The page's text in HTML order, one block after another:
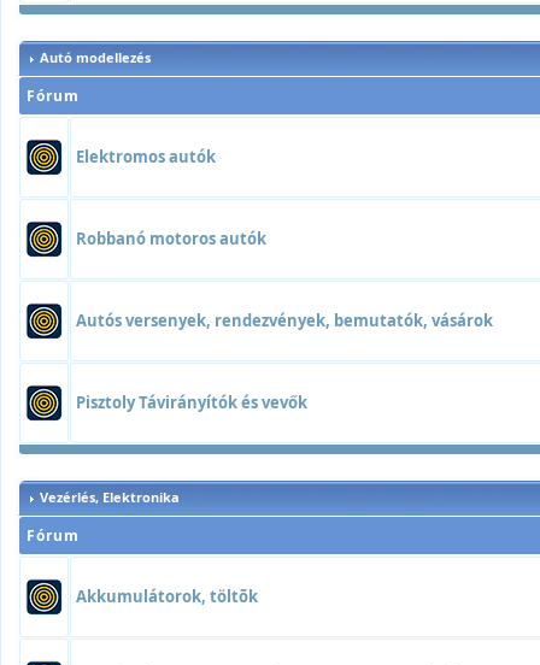
Autó modellezés
Fórum
Elektromos autók
Robbanó motoros autók
Autós versenyek, rendezvények, bemutatók, vásárok
Pisztoly Távirányítók és vevők
Vezérlés, Elektronika
Fórum
Akkumulátorok, töltõk